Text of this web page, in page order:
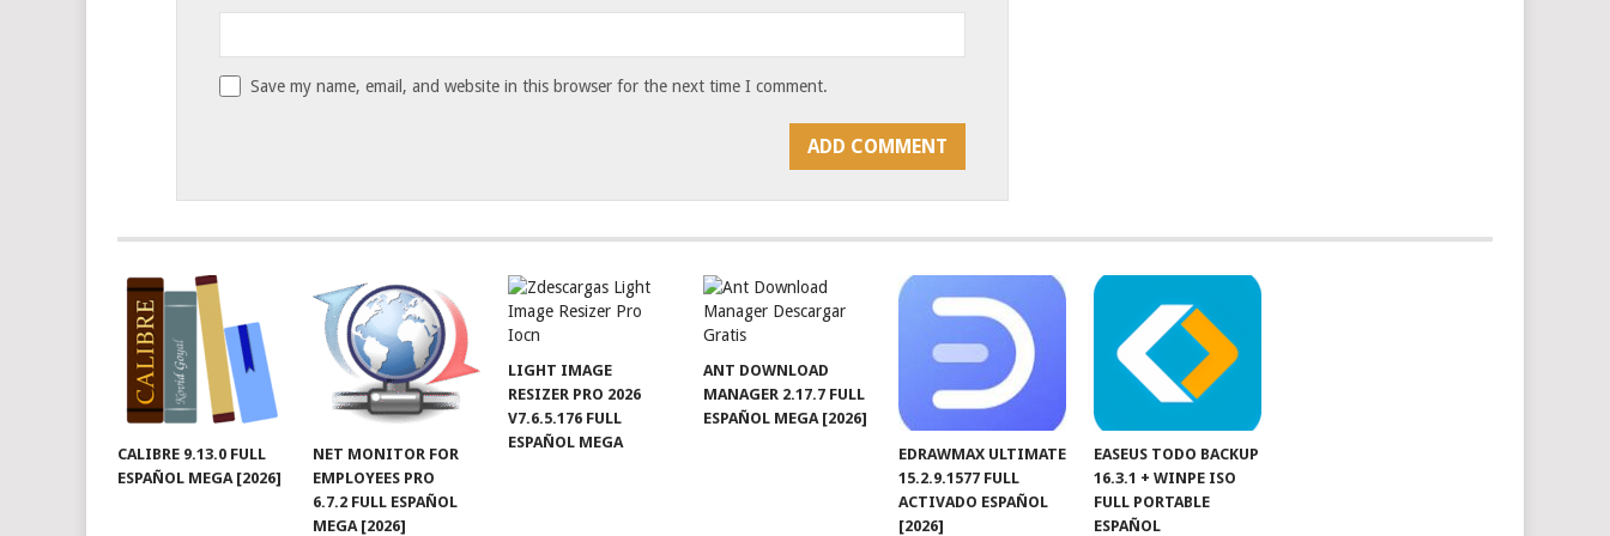
Save my name, email, and website in this browser for the next time I comment.
CALIBRE 9.13.0 FULL
ESPAÑOL MEGA [2026]
NET MONITOR FOR
EMPLOYEES PRO
6.7.2 FULL ESPAÑOL
MEGA [2026]
LIGHT IMAGE
RESIZER PRO 2026
V7.6.5.176 FULL
ESPAÑOL MEGA
ANT DOWNLOAD
MANAGER 2.17.7 FULL
ESPAÑOL MEGA [2026]
EDRAWMAX ULTIMATE
15.2.9.1577 FULL
ACTIVADO ESPAÑOL
[2026]
EASEUS TODO BACKUP
16.3.1 + WINPE ISO
FULL PORTABLE
ESPAÑOL